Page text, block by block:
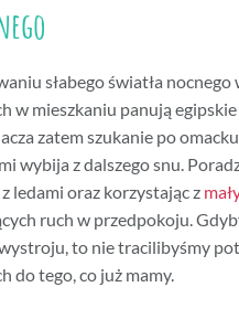
słabego światła
w mieszkaniu panują
zatem szukanie po
wybija z dalszego snu.
ledami oraz korzystając z
ruch w przedpokoju.
to nie tracilibyśmy
do tego, co już mamy.